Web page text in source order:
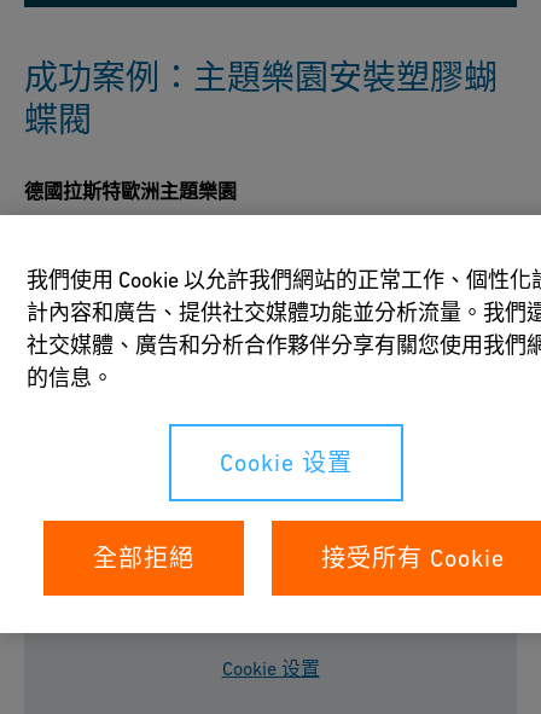
成功案例：主題樂園安裝塑膠蝴
蝶閥
德國拉斯特歐洲主題樂園
為德國最大的主題樂園，佔地 950,000 平方公尺，有 18
個主題區和 100 多個遊樂設施。在這個案例參考影片中，
了解 GF Industry and Infrastructure Flow Solutions 的565
蝶閥如何為主題樂園的「叢林木筏」濾水系統提供一個易
Cookie 设置
我們使用 Cookie 以允許我們網站的正常工作、個性化
計內容和廣告、提供社交媒體功能並分析流量。我們
社交媒體、廣告和分析合作夥伴分享有關您使用我們
的信息。
Cookie 设置
全部拒絕 接受所有 Cookie